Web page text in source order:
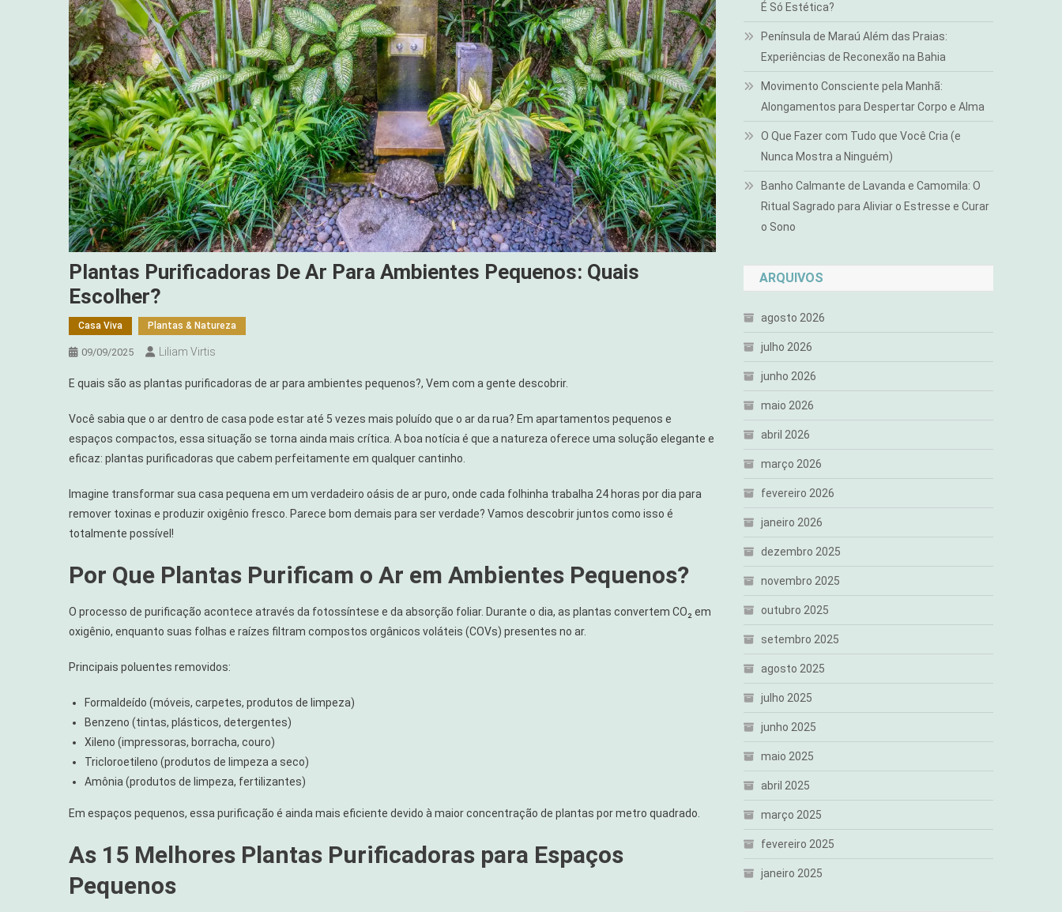
Plantas Purificadoras De Ar Para Ambientes Pequenos: Quais
Escolher?
Casa Viva Plantas & Natureza
09/09/2025 Liliam Virtis
E quais são as plantas purificadoras de ar para ambientes pequenos?, Vem com a gente descobrir.
Você sabia que o ar dentro de casa pode estar até 5 vezes mais poluído que o ar da rua? Em apartamentos pequenos e
espaços compactos, essa situação se torna ainda mais crítica. A boa notícia é que a natureza oferece uma solução elegante e
eficaz: plantas purificadoras que cabem perfeitamente em qualquer cantinho.
Imagine transformar sua casa pequena em um verdadeiro oásis de ar puro, onde cada folhinha trabalha 24 horas por dia para
remover toxinas e produzir oxigênio fresco. Parece bom demais para ser verdade? Vamos descobrir juntos como isso é
totalmente possível!
Por Que Plantas Purificam o Ar em Ambientes Pequenos?
O processo de purificação acontece através da fotossíntese e da absorção foliar. Durante o dia, as plantas convertem CO₂ em
oxigênio, enquanto suas folhas e raízes filtram compostos orgânicos voláteis (COVs) presentes no ar.
Principais poluentes removidos:
Formaldeído (móveis, carpetes, produtos de limpeza)
Benzeno (tintas, plásticos, detergentes)
Xileno (impressoras, borracha, couro)
Tricloroetileno (produtos de limpeza a seco)
Amônia (produtos de limpeza, fertilizantes)
Em espaços pequenos, essa purificação é ainda mais eficiente devido à maior concentração de plantas por metro quadrado.
As 15 Melhores Plantas Purificadoras para Espaços
Pequenos
É Só Estética?
Península de Maraú Além das Praias:
Experiências de Reconexão na Bahia
Movimento Consciente pela Manhã:
Alongamentos para Despertar Corpo e Alma
O Que Fazer com Tudo que Você Cria (e
Nunca Mostra a Ninguém)
Banho Calmante de Lavanda e Camomila: O
Ritual Sagrado para Aliviar o Estresse e Curar
o Sono
ARQUIVOS
agosto 2026
julho 2026
junho 2026
maio 2026
abril 2026
março 2026
fevereiro 2026
janeiro 2026
dezembro 2025
novembro 2025
outubro 2025
setembro 2025
agosto 2025
julho 2025
junho 2025
maio 2025
abril 2025
março 2025
fevereiro 2025
janeiro 2025